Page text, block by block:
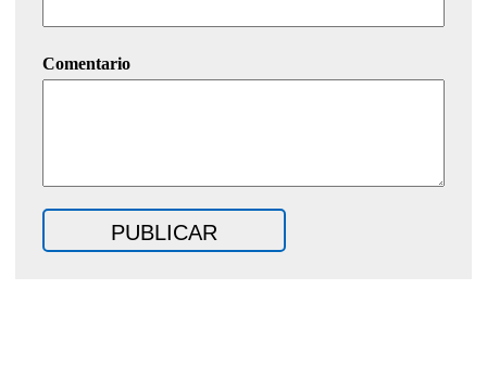
Comentario